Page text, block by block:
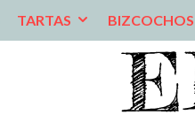
TARTAS BIZCOCHOS